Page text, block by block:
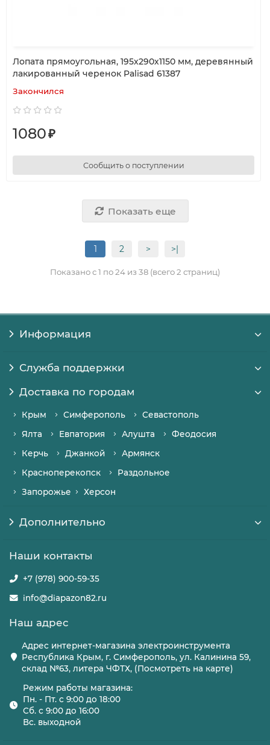
Лопата прямоугольная, 195х290х1150 мм, деревянный
лакированный черенок Palisad 61387
Закончился
1080₽
Сообщить о поступлении
Показать еще
1 2 > >|
Показано с 1 по 24 из 38 (всего 2 страниц)
Информация
Служба поддержки
Доставка по городам
Крым Симферополь
Севастополь
Ялта
Евпатория Алушта
Феодосия
Керчь
Джанкой
Армянск
Красноперекопск
Раздольное
Запорожье
Херсон
Дополнительно
Наши контакты
+7 (978) 900-59-35
info@diapazon82.ru
Наш адрес
Адрес интернет-магазина электроинструмента
Республика Крым, г. Симферополь, ул. Калинина 59,
склад №63, литера ЧФТХ, (Посмотреть на карте)
Режим работы магазина:
Пн. - Пт. с 9:00 до 18:00
Сб. с 9:00 до 16:00
Вс. выходной